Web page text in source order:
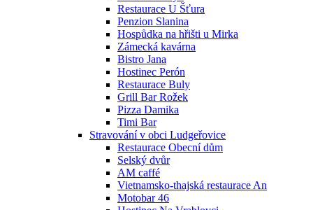
Restaurace U Šťura
Penzion Slanina
Hospůdka na hřišti u Mirka
Zámecká kavárna
Bistro Jana
Hostinec Perón
Restaurace Buly
Grill Bar Rožek
Pizza Damika
Timi Bar
Stravování v obci Ludgeřovice
Restaurace Obecní dům
Selský dvůr
AM caffé
Vietnamsko-thajská restaurace An
Motobar 46